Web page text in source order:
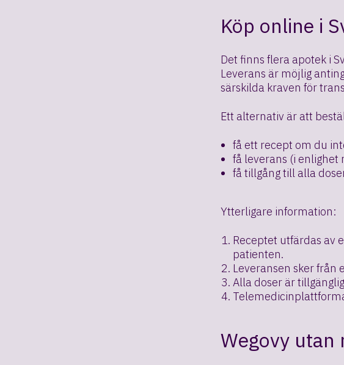
Köp online i
Det finns flera apotek i
Leverans är möjlig
särskilda kraven för
Ett alternativ är att
få ett recept om du
få leverans (i
få tillgång till alla
Ytterligare information:
Receptet utfärdas av
patienten.
Leveransen sker från
Alla doser är
Wegovy utan